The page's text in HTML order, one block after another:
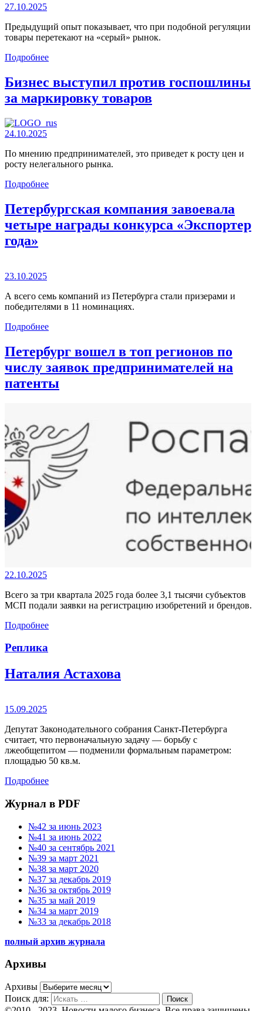
27.10.2025
Предыдущий опыт показывает, что при подобной регуляции
товары перетекают на «серый» рынок.
Подробнее
Бизнес выступил против госпошлины
за маркировку товаров
24.10.2025
По мнению предпринимателей, это приведет к росту цен и
росту нелегального рынка.
Подробнее
Петербургская компания завоевала
четыре награды конкурса «Экспортер
года»
23.10.2025
А всего семь компаний из Петербурга стали призерами и
победителями в 11 номинациях.
Подробнее
Петербург вошел в топ регионов по
числу заявок предпринимателей на
патенты
22.10.2025
Всего за три квартала 2025 года более 3,1 тысячи субъектов
МСП подали заявки на регистрацию изобретений и брендов.
Подробнее
Реплика
Наталия Астахова
15.09.2025
Депутат Законодательного собрания Санкт-Петербурга
считает, что первоначальную задачу — борьбу с
лжеобщепитом — подменили формальным параметром:
площадью 50 кв.м.
Подробнее
Журнал в PDF
№42 за июнь 2023
№41 за июнь 2022
№40 за сентябрь 2021
№39 за март 2021
№38 за март 2020
№37 за декабрь 2019
№36 за октябрь 2019
№35 за май 2019
№34 за март 2019
№33 за декабрь 2018
полный архив журнала
Архивы
Архивы
Поиск для:
Поиск